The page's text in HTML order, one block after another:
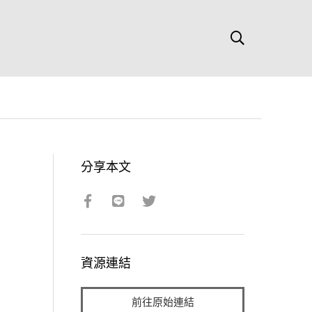
分享本文
資源連結
前往原始連結